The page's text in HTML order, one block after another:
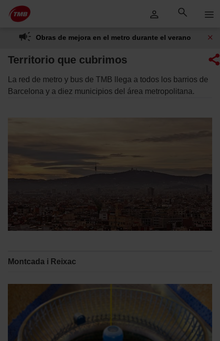
Saltar al contenido principal
Saltar
al
contenido
Obras de mejora en el metro durante el verano
Territorio que cubrimos
La red de metro y bus de TMB llega a todos los barrios de
Barcelona y a diez municipios del área metropolitana.
Montcada i Reixac